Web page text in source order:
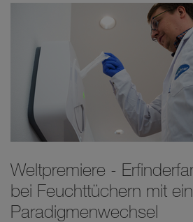
Weltpremiere -
bei Feuchttüchern mit
Paradigmenwechsel